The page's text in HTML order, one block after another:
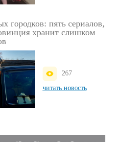
городков: пять сериалов,
хранит слишком
267
читать новость